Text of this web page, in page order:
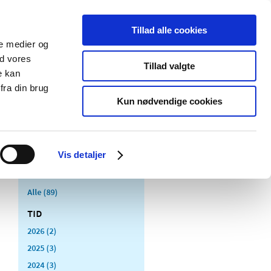
medier og
vores
kan
din brug
Vis detaljer
Tillad alle cookies
Tillad valgte
Kun nødvendige cookies
Særlige
produktområder
Alle (89)
TID
2026 (2)
2025 (3)
2024 (3)